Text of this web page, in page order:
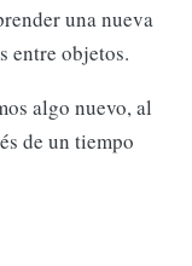
una nueva
entre objetos.
algo nuevo, al
de un tiempo